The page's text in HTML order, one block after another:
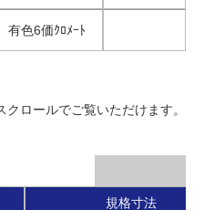
有色6価ｸﾛﾒｰﾄ
クロールでご覧いただけます。
規格寸法